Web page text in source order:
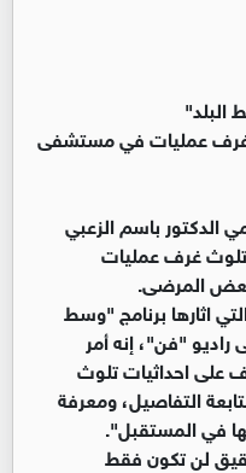
البلد"
غرف عمليات في مستشفى
باسم الزعبي
تلوث غرف عمليات
المرضى.
اثارها برنامج "وسط
راديو "فن"، إنه أمر
على احداثيات تلوث
التفاصيل، ومعرفة
في المستقبل".
لن تكون فقط